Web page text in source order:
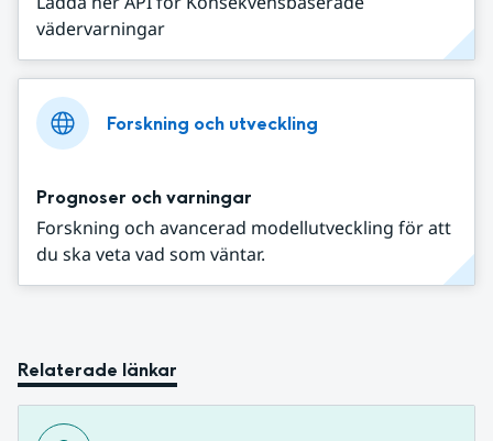
vädervarningar
Forskning och utveckling
Prognoser och varningar
Forskning och avancerad modellutveckling för att
du ska veta vad som väntar.
Relaterade länkar